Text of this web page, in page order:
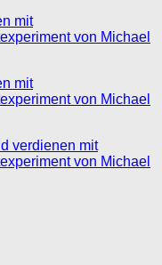
mit
von Michael
mit
von Michael
verdienen mit
von Michael